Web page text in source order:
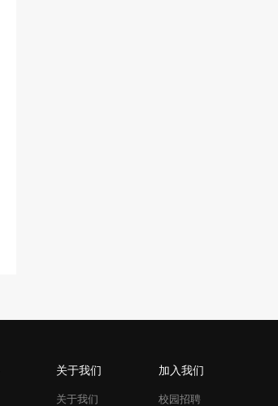
关于我们
关于我们
加入我们
校园招聘